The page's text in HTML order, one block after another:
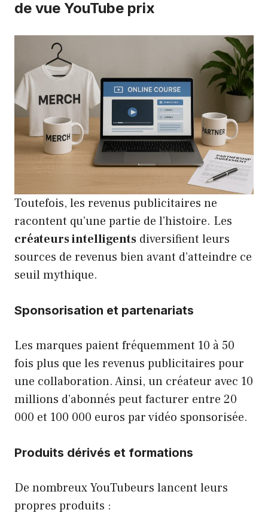
de vue YouTube prix
Toutefois, les revenus publicitaires ne
racontent qu’une partie de l’histoire. Les
créateurs intelligents diversifient leurs
sources de revenus bien avant d’atteindre ce
seuil mythique.
Sponsorisation et partenariats
Les marques paient fréquemment 10 à 50
fois plus que les revenus publicitaires pour
une collaboration. Ainsi, un créateur avec 10
millions d’abonnés peut facturer entre 20
000 et 100 000 euros par vidéo sponsorisée.
Produits dérivés et formations
De nombreux YouTubeurs lancent leurs
propres produits :